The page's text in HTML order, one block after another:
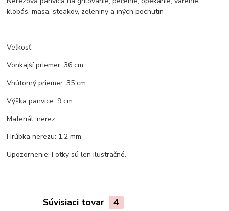
klobás, mäsa, steakov, zeleniny a iných pochutin
Veľkosť:
Vonkajší priemer: 36 cm
Vnútorný priemer: 35 cm
Výška panvice: 9 cm
Materiál: nerez
Hrúbka nerezu: 1,2 mm
Upozornenie: Fotky sú len ilustračné.
Súvisiaci tovar 4